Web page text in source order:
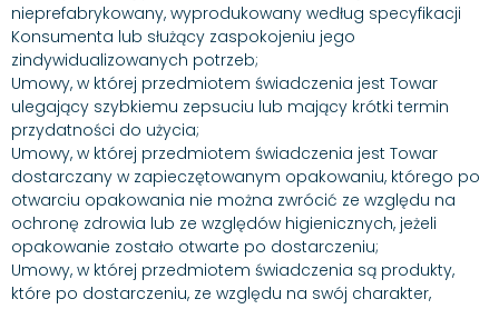
nieprefabrykowany, wyprodukowany według specyfikacji
Konsumenta lub służący zaspokojeniu jego
zindywidualizowanych potrzeb;
Umowy, w której przedmiotem świadczenia jest Towar
ulegający szybkiemu zepsuciu lub mający krótki termin
przydatności do użycia;
Umowy, w której przedmiotem świadczenia jest Towar
dostarczany w zapieczętowanym opakowaniu, którego po
otwarciu opakowania nie można zwrócić ze względu na
ochronę zdrowia lub ze względów higienicznych, jeżeli
opakowanie zostało otwarte po dostarczeniu;
Umowy, w której przedmiotem świadczenia są produkty,
które po dostarczeniu, ze względu na swój charakter,